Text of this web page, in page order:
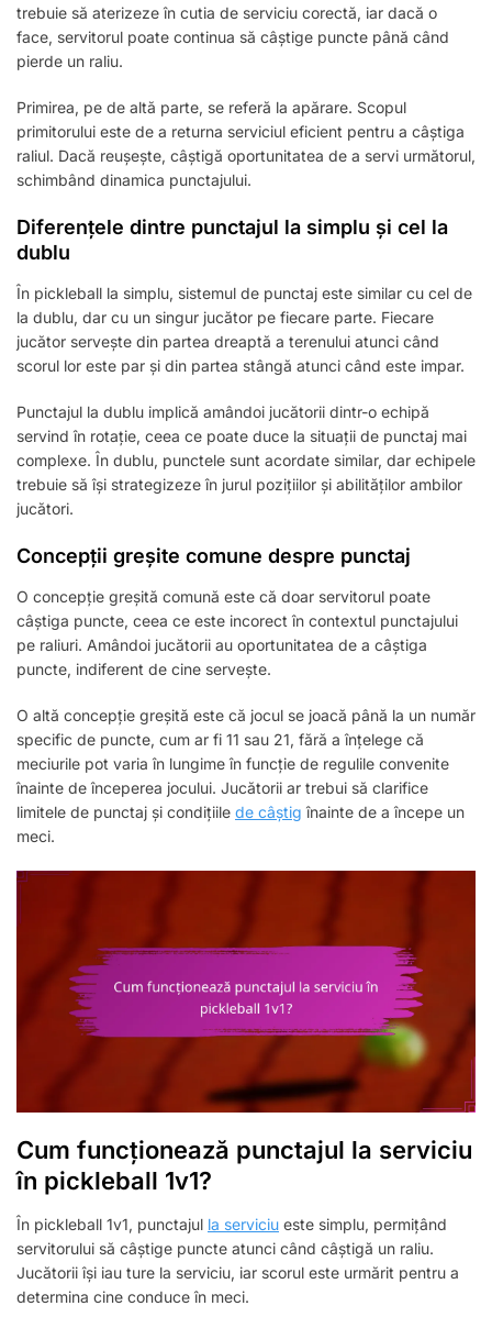
trebuie să aterizeze în cutia de serviciu corectă, iar dacă o
face, servitorul poate continua să câștige puncte până când
pierde un raliu.
Primirea, pe de altă parte, se referă la apărare. Scopul
primitorului este de a returna serviciul eficient pentru a câștiga
raliul. Dacă reușește, câștigă oportunitatea de a servi următorul,
schimbând dinamica punctajului.
Diferențele dintre punctajul la simplu și cel la
dublu
În pickleball la simplu, sistemul de punctaj este similar cu cel de
la dublu, dar cu un singur jucător pe fiecare parte. Fiecare
jucător servește din partea dreaptă a terenului atunci când
scorul lor este par și din partea stângă atunci când este impar.
Punctajul la dublu implică amândoi jucătorii dintr-o echipă
servind în rotație, ceea ce poate duce la situații de punctaj mai
complexe. În dublu, punctele sunt acordate similar, dar echipele
trebuie să își strategizeze în jurul pozițiilor și abilităților ambilor
jucători.
Concepții greșite comune despre punctaj
O concepție greșită comună este că doar servitorul poate
câștiga puncte, ceea ce este incorect în contextul punctajului
pe raliuri. Amândoi jucătorii au oportunitatea de a câștiga
puncte, indiferent de cine servește.
O altă concepție greșită este că jocul se joacă până la un număr
specific de puncte, cum ar fi 11 sau 21, fără a înțelege că
meciurile pot varia în lungime în funcție de regulile convenite
înainte de începerea jocului. Jucătorii ar trebui să clarifice
limitele de punctaj și condițiile de câștig înainte de a începe un
meci.
Cum funcționează punctajul la serviciu
în pickleball 1v1?
În pickleball 1v1, punctajul la serviciu este simplu, permițând
servitorului să câștige puncte atunci când câștigă un raliu.
Jucătorii își iau ture la serviciu, iar scorul este urmărit pentru a
determina cine conduce în meci.